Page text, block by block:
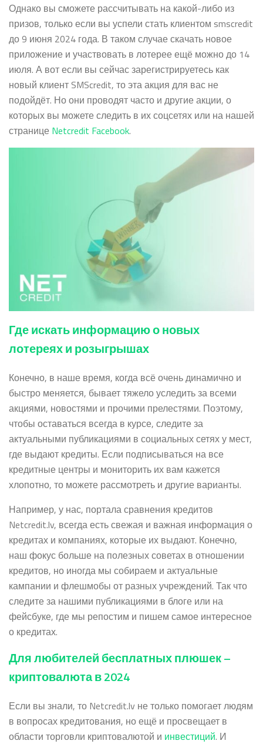
Однако вы сможете рассчитывать на какой-либо из
призов, только если вы успели стать клиентом smscredit
до 9 июня 2024 года. В таком случае скачать новое
приложение и участвовать в лотерее ещё можно до 14
июля. А вот если вы сейчас зарегистрируетесь как
новый клиент SMScredit, то эта акция для вас не
подойдёт. Но они проводят часто и другие акции, о
которых вы можете следить в их соцсетях или на нашей
странице Netcredit Facebook.
Где искать информацию о новых
лотереях и розыгрышах
Конечно, в наше время, когда всё очень динамично и
быстро меняется, бывает тяжело уследить за всеми
акциями, новостями и прочими прелестями. Поэтому,
чтобы оставаться всегда в курсе, следите за
актуальными публикациями в социальных сетях у мест,
где выдают кредиты. Если подписываться на все
кредитные центры и мониторить их вам кажется
хлопотно, то можете рассмотреть и другие варианты.
Например, у нас, портала сравнения кредитов
Netcredit.lv, всегда есть свежая и важная информация о
кредитах и компаниях, которые их выдают. Конечно,
наш фокус больше на полезных советах в отношении
кредитов, но иногда мы собираем и актуальные
кампании и флешмобы от разных учреждений. Так что
следите за нашими публикациями в блоге или на
фейсбуке, где мы репостим и пишем самое интересное
о кредитах.
Для любителей бесплатных плюшек –
криптовалюта в 2024
Если вы знали, то Netcredit.lv не только помогает людям
в вопросах кредитования, но ещё и просвещает в
области торговли криптовалютой и инвестиций. И